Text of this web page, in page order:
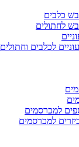
כלבים
לחתולים
לכלבים וחתולים
למכרסמים
למכרסמים